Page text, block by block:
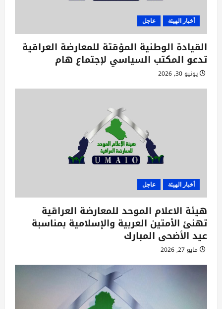
تأخبار الهيئة عاجل
القيادة الوطنية المؤقتة للمعارضة العراقية
تدعو المكتب السياسي لإجتماع هام
يونيو 30, 2026
أخبار الهيئة عاجل
هيئة الاعلام الموحد للمعارضة العراقية
تهنئ الأمتين العربية والإسلامية بمناسبة
عيد الأضحى المبارك
مايو 27, 2026